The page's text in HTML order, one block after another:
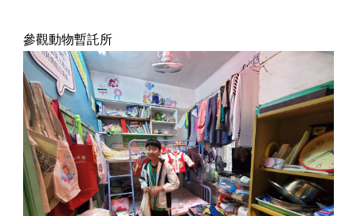
參觀動物暫託所